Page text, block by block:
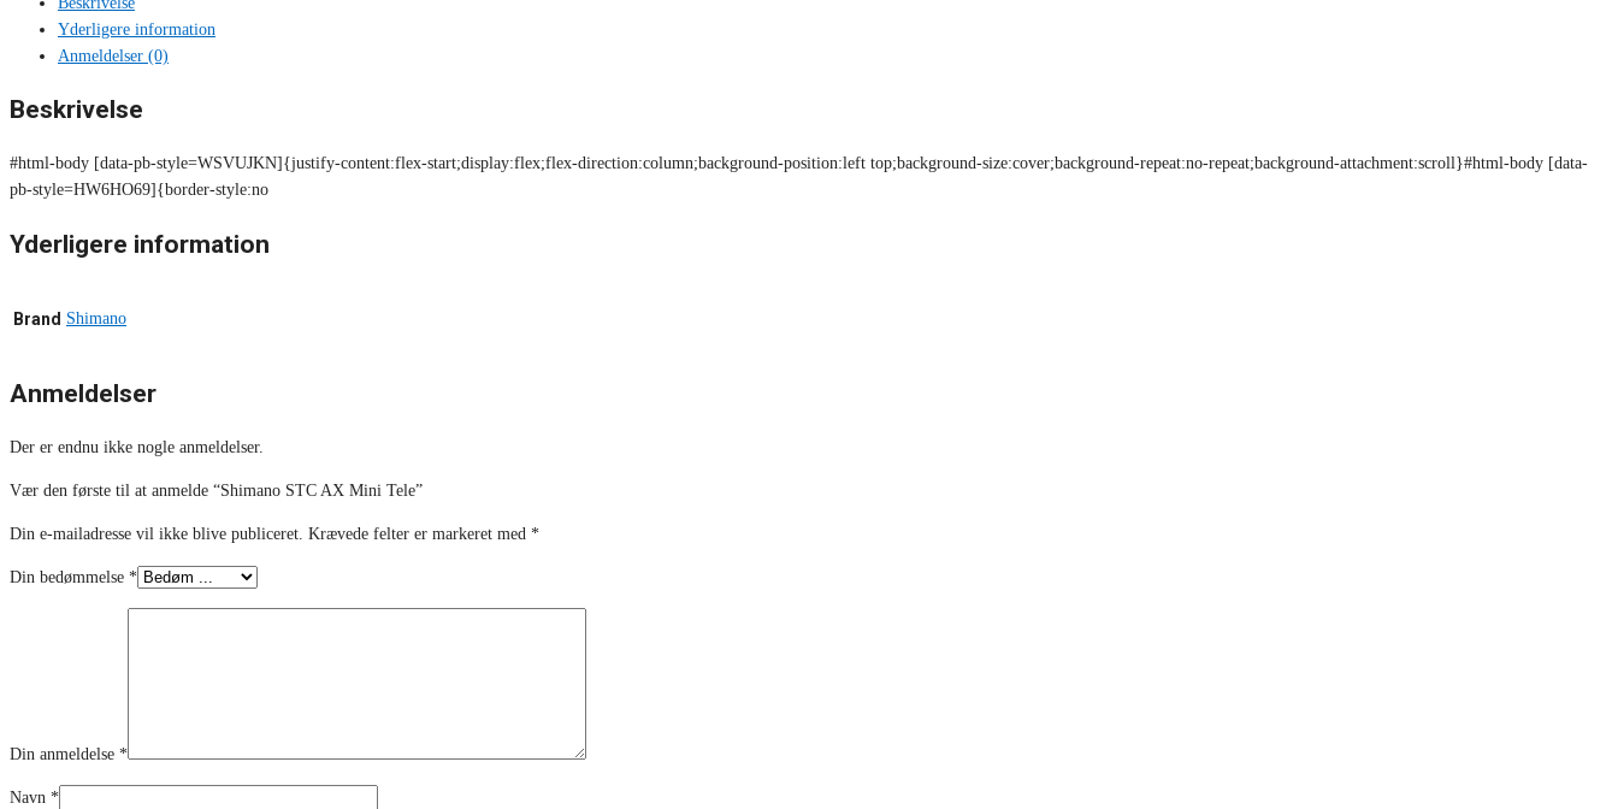
Yderligere information
Anmeldelser (0)
Beskrivelse
#html-body [data-pb-style=WSVUJKN]{justify-content:flex-start;display:flex;flex-direction:column;background-position:left top;background-size:cover;background-repeat:no-repeat;background-attachment:scroll}#html-body [data-
pb-style=HW6HO69]{border-style:no
Yderligere information
Brand Shimano
Anmeldelser
Der er endnu ikke nogle anmeldelser.
Vær den første til at anmelde “Shimano STC AX Mini Tele”
Din e-mailadresse vil ikke blive publiceret. Krævede felter er markeret med *
Din bedømmelse *
Din anmeldelse *
Navn *